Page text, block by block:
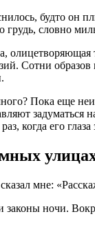
будто он
словно
Сотни
Пока еще
когда его
мне:
законы ночи.